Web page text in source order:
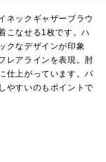
ネックギャザーブラウ
こなせる1枚です。ハ
クなデザインが印象
レアラインを表現。肘
仕上がっています。バ
やすいのもポイントで